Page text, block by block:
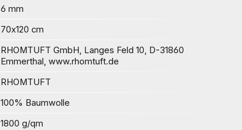
6 mm
70x120 cm
RHOMTUFT GmbH, Langes Feld 10, D-31860
Emmerthal, www.rhomtuft.de
RHOMTUFT
100% Baumwolle
1800 g/qm